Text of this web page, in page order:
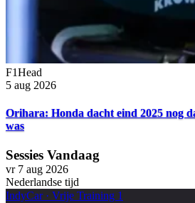
F1Head
5 aug 2026
Orihara: Honda dacht eind 2025 nog
was
Sessies Vandaag
vr 7 aug 2026
Nederlandse tijd
IndyCar· Vrije Training 1